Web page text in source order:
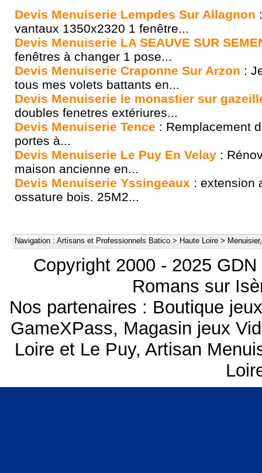
Devis Menuiserie Lempdes Sur Allagnon
vantaux 1350x2320 1 fenêtre...
Devis Menuiserie LA SEAUVE SUR
fenêtres à changer 1 pose...
Devis Menuiserie Craponne Sur Arzon :
tous mes volets battants en...
Devis Menuiserie le monastier sur
doubles fenetres extériures...
Devis Menuiserie Tence : Remplacement
portes à...
Devis Menuiserie Le Puy En Velay :
maison ancienne en...
Devis Menuiserie Yssingeaux : extension
ossature bois. 25M2...
Navigation : Artisans et Professionnels Batico > Haute Loire >
Copyright 2000 - 2025
Romans sur
Nos partenaires : Boutique
GameXPass, Magasin jeux
Loire et Le Puy, Artisan